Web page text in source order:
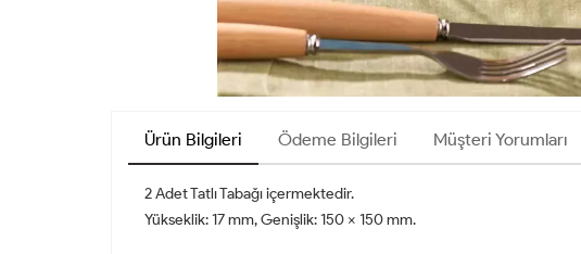
Ürün Bilgileri Ödeme Bilgileri Müşteri Yorumları
2 Adet Tatlı Tabağı içermektedir.
Yükseklik: 17 mm, Genişlik: 150 x 150 mm.